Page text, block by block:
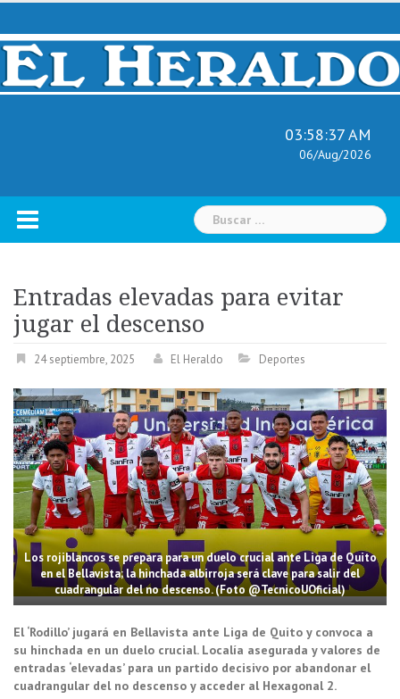
Skip
content
03:58:38 AM
06/Aug/2026
Buscar:
Entradas elevadas para evitar
jugar el descenso
24 septiembre, 2025 El Heraldo Deportes
Los rojiblancos se prepara para un duelo crucial ante Liga de Quito
en el Bellavista; la hinchada albirroja será clave para salir del
cuadrangular del no descenso. (Foto @TecnicoUOficial)
El ‘Rodillo’ jugará en Bellavista ante Liga de Quito y convoca a
su hinchada en un duelo crucial. Localía asegurada y valores de
entradas ‘elevadas’ para un partido decisivo por abandonar el
cuadrangular del no descenso y acceder al Hexagonal 2.